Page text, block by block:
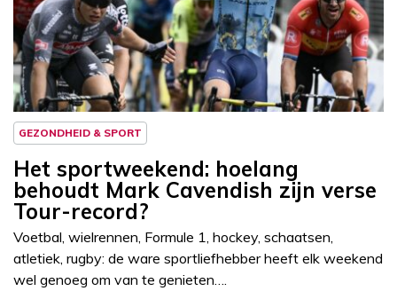
GEZONDHEID & SPORT
Het sportweekend: hoelang
behoudt Mark Cavendish zijn verse
Tour-record?
Voetbal, wielrennen, Formule 1, hockey, schaatsen,
atletiek, rugby: de ware sportliefhebber heeft elk weekend
wel genoeg om van te genieten….